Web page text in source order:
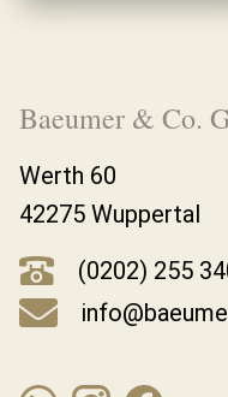
Baeumer & Co.
Werth 60
42275 Wuppertal
(0202) 255